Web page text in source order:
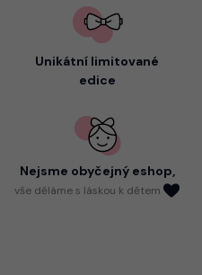
Unikátní limitované
edice
Nejsme obyčejný eshop,
vše děláme s láskou k dětem